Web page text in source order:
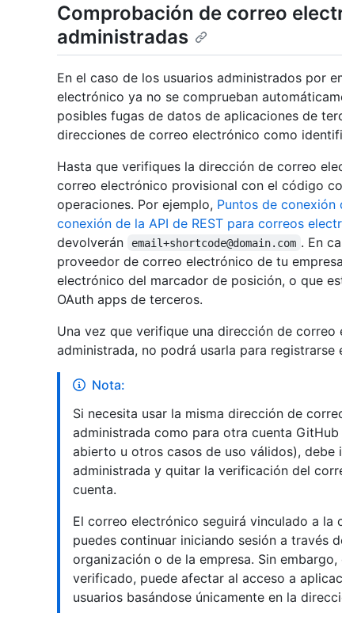
Comprobación de correo
administradas
En el caso de los usuarios administrados por
electrónico ya no se comprueban
posibles fugas de datos de aplicaciones de
direcciones de correo electrónico como
Hasta que verifiques la dirección de correo
correo electrónico provisional con el código
operaciones. Por ejemplo, Puntos de conexión
conexión de la API de REST para correos
devolverán
email+shortcode@domain.com . En
proveedor de correo electrónico de tu
electrónico del marcador de posición, o que
OAuth apps de terceros.
Una vez que verifique una dirección de
administrada, no podrá usarla para registrarse
Nota:
Si necesita usar la misma dirección de
administrada como para otra cuenta
abierto u otros casos de uso válidos), debe
administrada y quitar la verificación del
cuenta.
El correo electrónico seguirá vinculado a la
puedes continuar iniciando sesión a través
organización o de la empresa. Sin
verificado, puede afectar al acceso a
usuarios basándose únicamente en la